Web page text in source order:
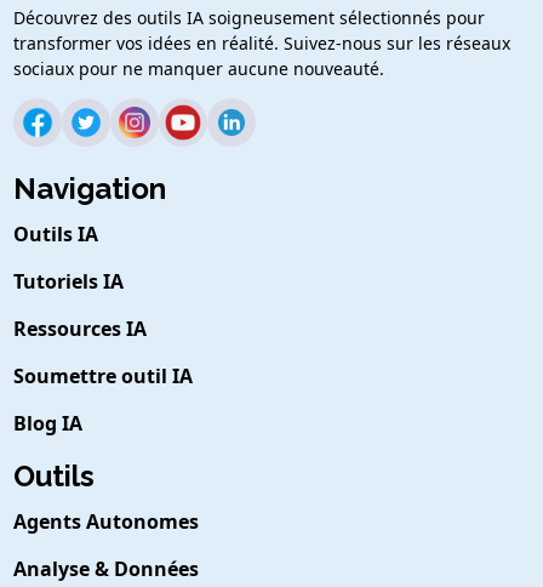
Découvrez des outils IA soigneusement sélectionnés pour
transformer vos idées en réalité. Suivez-nous sur les réseaux
sociaux pour ne manquer aucune nouveauté.
Navigation
Outils IA
Tutoriels IA
Ressources IA
Soumettre outil IA
Blog IA
Outils
Agents Autonomes
Analyse & Données